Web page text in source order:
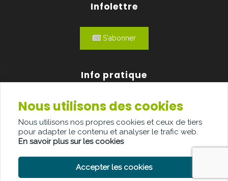
Infolettre
S'abonner
Info pratique
Qui sommes-nous?
Publicité
Contact
Nous utilisons des cookies
Nous utilisons nos propres cookies et ceux de tiers
pour adapter le contenu et analyser le trafic web.
En savoir plus sur les cookies
Accepter les cookies